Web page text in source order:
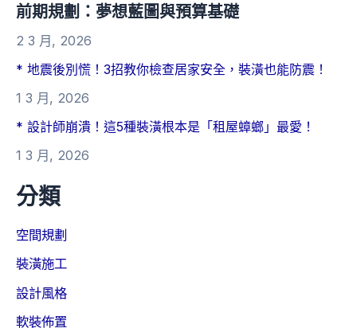
前期規劃：夢想藍圖與預算基礎
2 3 月, 2026
* 地震後別慌！3招教你檢查居家安全，裝潢也能防震！
1 3 月, 2026
* 設計師崩潰！這5種裝潢根本是「租屋蟑螂」最愛！
1 3 月, 2026
分類
空間規劃
裝潢施工
設計風格
軟裝佈置